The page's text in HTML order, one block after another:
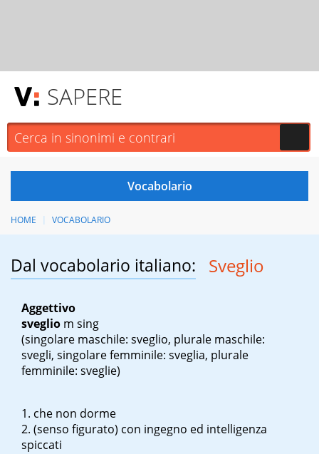
SAPERE
HOME VOCABOLARIO
Dal vocabolario italiano: Sveglio
Aggettivo
sveglio m sing
(singolare maschile: sveglio, plurale maschile:
svegli, singolare femminile: sveglia, plurale
femminile: sveglie)
che non dorme
(senso figurato) con ingegno ed intelligenza
spiccati